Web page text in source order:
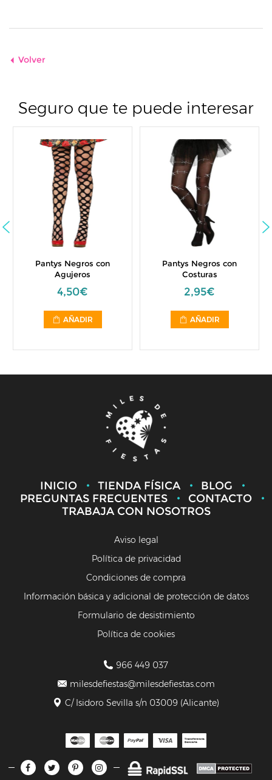
Volver
Seguro que te puede interesar
Pantys Negros con
Agujeros
4,50€
AÑADIR
Pantys Negros con
Costuras
2,95€
AÑADIR
INICIO TIENDA FÍSICA
BLOG
PREGUNTAS FRECUENTES
CONTACTO
TRABAJA CON NOSOTROS
Aviso legal
Política de privacidad
Condiciones de compra
Información básica y adicional de protección de datos
Formulario de desistimiento
Política de cookies
966 449 037
milesdefiestas@milesdefiestas.com
C/ Isidoro Sevilla s/n 03009 (Alicante)